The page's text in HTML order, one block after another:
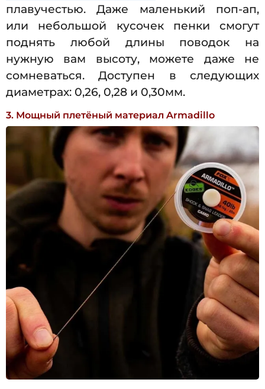
плавучестью. Даже маленький поп-ап,
или небольшой кусочек пенки смогут
поднять любой длины поводок на
нужную вам высоту, можете даже не
сомневаться. Доступен в следующих
диаметрах: 0,26, 0,28 и 0,30мм.
3. Мощный плетёный материал Armadillo